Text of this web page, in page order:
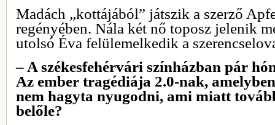
Madách „kottájából” játszik a szerző
regényében. Nála két nő toposz jelenik
utolsó Éva felülemelkedik a
– A székesfehérvári színházban pár
Az ember tragédiája 2.0-nak,
nem hagyta nyugodni, ami miatt
belőle?